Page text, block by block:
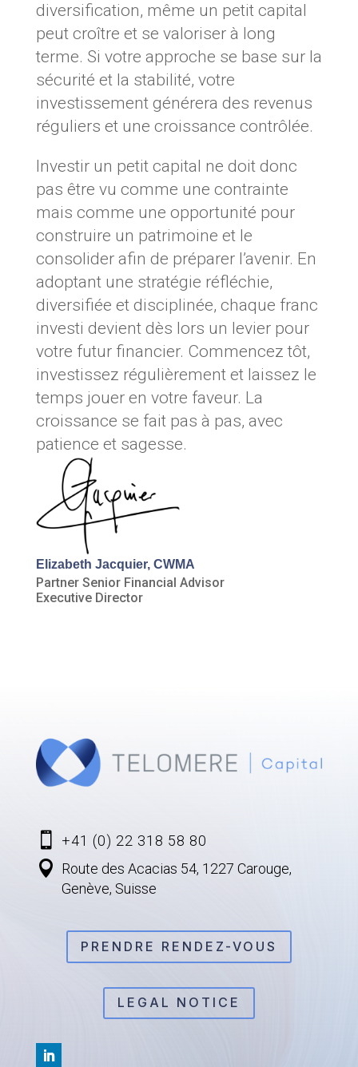
diversification, même un petit capital
peut croître et se valoriser à long
terme. Si votre approche se base sur la
sécurité et la stabilité, votre
investissement générera des revenus
réguliers et une croissance contrôlée.
Investir un petit capital ne doit donc
pas être vu comme une contrainte
mais comme une opportunité pour
construire un patrimoine et le
consolider afin de préparer l’avenir. En
adoptant une stratégie réfléchie,
diversifiée et disciplinée, chaque franc
investi devient dès lors un levier pour
votre futur financier. Commencez tôt,
investissez régulièrement et laissez le
temps jouer en votre faveur. La
croissance se fait pas à pas, avec
patience et sagesse.
Elizabeth Jacquier, CWMA
Partner Senior Financial Advisor
Executive Director
 +41 (0) 22 318 58 80
 Route des Acacias 54, 1227 Carouge,
Genève, Suisse
PRENDRE RENDEZ-VOUS
LEGAL NOTICE